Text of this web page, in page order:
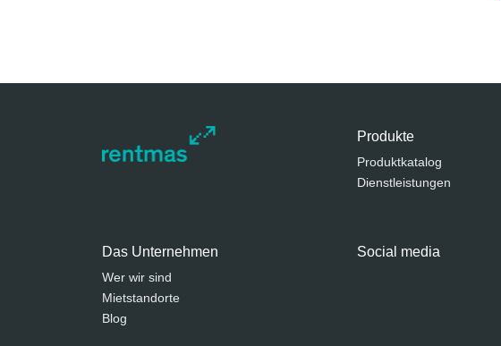
Produkte
Produktkatalog
Dienstleistungen
Das Unternehmen
Wer wir sind
Mietstandorte
Blog
Social media